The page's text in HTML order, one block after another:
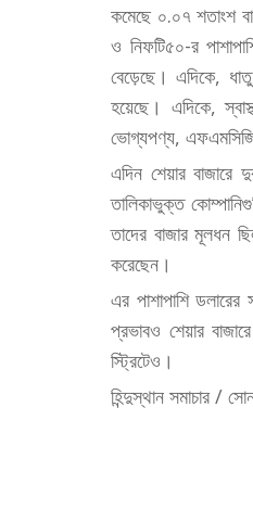
কমেছে ০.০৭ শতাংশ
ও নিফটি৫০-র
বেড়েছে। এদিকে,
হয়েছে। এদিকে,
ভোগ্যপণ্য,
এদিন শেয়ার বাজারে
তালিকাভুক্ত
তাদের বাজার মূলধন
করেছেন।
এর পাশাপাশি
প্রভাবও শেয়ার
স্ট্রিটেও।
হিন্দুস্থান সমাচার /